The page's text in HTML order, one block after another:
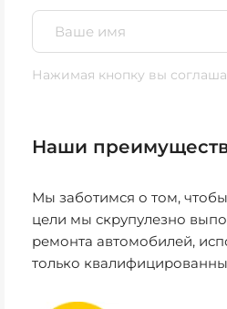
Нажимая кнопку вы
Наши
Мы заботимся о том,
цели мы скрупулезно
ремонта автомобилей,
только